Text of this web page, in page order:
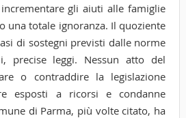
gli aiuti alle famiglie
una totale ignoranza. Il quoziente
di sostegni previsti dalle norme
precise leggi. Nessun atto del
o contraddire la legislazione
esposti a ricorsi e condanne
di Parma, più volte citato, ha